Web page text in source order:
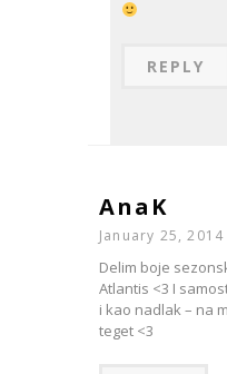
REPLY
AnaK
January 25, 2014
Delim boje
Atlantis <3 I
i kao nadlak – na
teget <3